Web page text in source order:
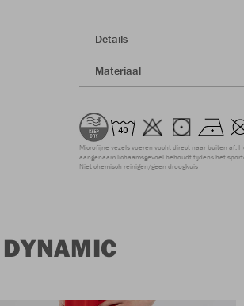
Details
Materiaal
Microfijne vezels voeren vocht direct naar buiten af.
aangenaam lichaamsgevoel behoudt tijdens het
Niet chemisch reinigen/geen droogkuis